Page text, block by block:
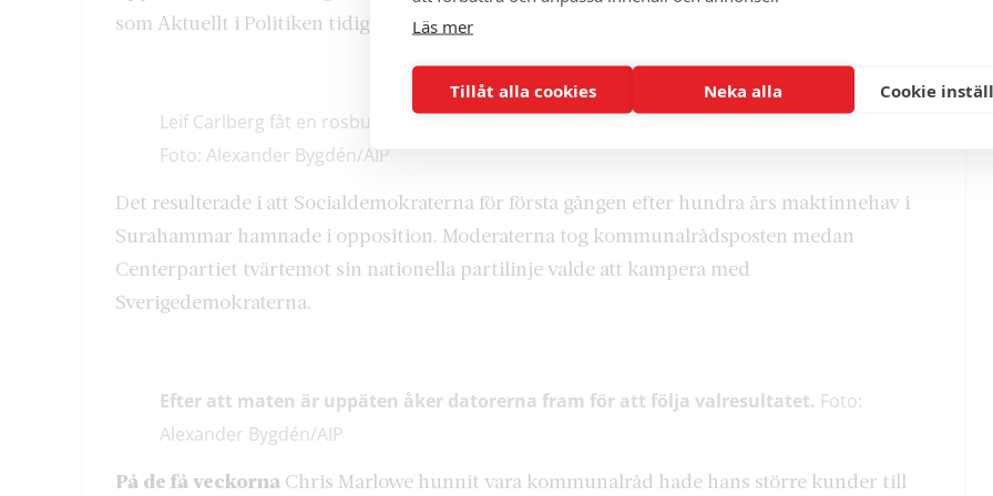
Läs mer
Tillåt alla cookies Neka alla Cookie
som Aktuellt i Politiken tidigare berättat om.
Leif Carlberg fåt en rosbukett av Chris Marlowe för sitt idoga arbete under valrörelsen.
Foto: Alexander Bygdén/AIP
Det resulterade i att Socialdemokraterna för första gången efter hundra års maktinnehav i
Surahammar hamnade i opposition. Moderaterna tog kommunalrådsposten medan
Centerpartiet tvärtemot sin nationella partilinje valde att kampera med
Sverigedemokraterna.
Efter att maten är uppäten åker datorerna fram för att följa valresultatet. Foto:
Alexander Bygdén/AIP
På de få veckorna Chris Marlowe hunnit vara kommunalråd hade hans större kunder till